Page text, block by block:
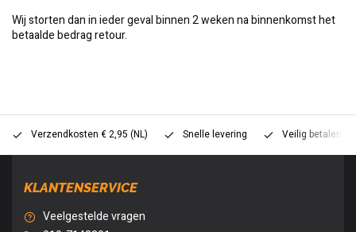
Wij storten dan in ieder geval binnen 2 weken na binnenkomst het
betaalde bedrag retour.
Verzendkosten € 2,95 (NL) Snelle levering Veilig betalen
KLANTENSERVICE
Veelgestelde vragen